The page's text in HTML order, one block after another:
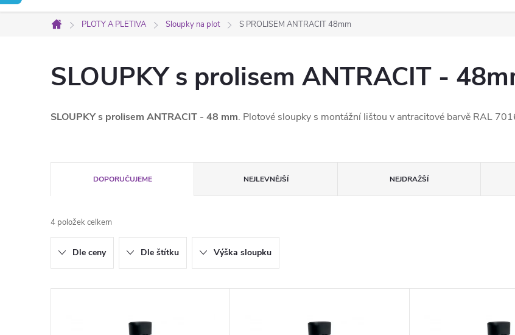
Domů
PLOTY A PLETIVA Sloupky na plot S PROLISEM ANTRACIT 48mm
SLOUPKY s prolisem ANTRACIT -
SLOUPKY s prolisem ANTRACIT - 48 mm. Plotové sloupky s montážní lištou v antracitové barvě RAL
a
z
e
n
DOPORUČUJEME NEJLEVNĚJŠÍ NEJDRAŽŠÍ
4 položek celkem
Dle ceny Dle štítku Výška sloupku